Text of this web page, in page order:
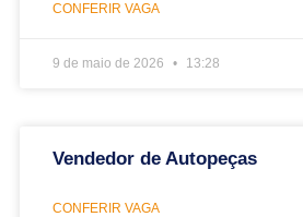
CONFERIR VAGA
9 de maio de 2026 13:28
Vendedor de Autopeças
CONFERIR VAGA